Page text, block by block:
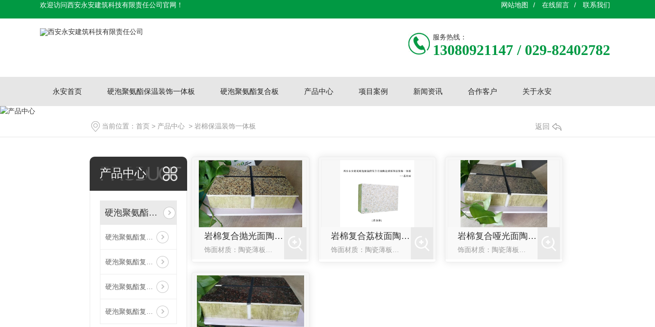
欢迎访问西安永安建筑科技有限责任公司官网！ 网站地图 / 在线留言 / 联系我们
服务热线：
13080921147 / 029-82402782
永安首页 硬泡聚氨酯保温装饰一体板 硬泡聚氨酯复合板 产品中心 项目案例 新闻资讯 合作客户 关于永安
当前位置： 首页 > 产品中心 > 岩棉保温装饰一体板 返回
PRODUCT
产品中心
硬泡聚氨酯保温装饰一体板
硬泡聚氨酯复合抛光面陶瓷薄板保温装饰一体板
硬泡聚氨酯复合荔枝面陶瓷薄板保温装饰一体板
硬泡聚氨酯复合浅荔枝面陶瓷薄板保温装饰一体板
硬泡聚氨酯复合哑光面陶瓷薄板保温装饰一体板
岩棉复合抛光面陶瓷薄板保温装饰一体板
饰面材质：陶瓷薄板烧制温度：1300℃饰面层吸水率：≤0.5%保温层：岩棉安装方式：粘接为主锚固为辅标板尺寸900mm*600mm导热系数：≤0.046W/(m·k)应用场景：高端住区、高端酒店、大型
岩棉复合荔枝面陶瓷薄板保温装饰一体板
饰面材质：陶瓷薄板烧制温度：1300℃饰面层吸水率：≤0.5%保温层：岩棉安装方式：粘接为主锚固为辅标板尺寸900mm*600mm导热系数：≤0.046W/(m·k)应用场景：高端住区、高端酒店、大型
岩棉复合哑光面陶瓷薄板保温装饰一体板
饰面材质：陶瓷薄板烧制温度：1300℃饰面层吸水率：≤0.5%保温层：岩棉安装方式：粘接为主锚固为辅标板尺寸900mm*600mm导热系数：≤0.046W/(m·k)应用场景：高端住区、高端酒店、大型